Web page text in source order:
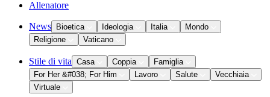
Allenatore
News Bioetica Ideologia Italia
Mondo
Religione
Vaticano
Stile di vita Casa Coppia
Famiglia
For Her &#038; For Him
Lavoro Salute
Vecchiaia
Virtuale